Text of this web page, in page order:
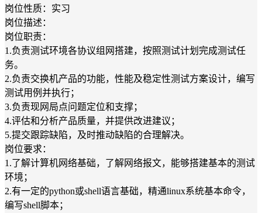
岗位性质：实习
岗位描述：
岗位职责：
1.负责测试环境各协议组网搭建，按照测试计划完成测试任
务。
2.负责交换机产品的功能，性能及稳定性测试方案设计，编写
测试用例并执行；
3.负责现网局点问题定位和支撑；
4.评估和分析产品质量，并提供改进建议；
5.提交跟踪缺陷，及时推动缺陷的合理解决。
岗位要求：
1.了解计算机网络基础，了解网络报文，能够搭建基本的测试
环境；
2.有一定的python或shell语言基础，精通linux系统基本命令，
编写shell脚本；